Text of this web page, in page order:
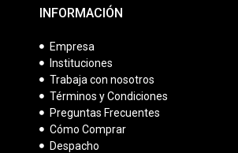
INFORMACIÓN
Empresa
Instituciones
Trabaja con nosotros
Términos y Condiciones
Preguntas Frecuentes
Cómo Comprar
Despacho